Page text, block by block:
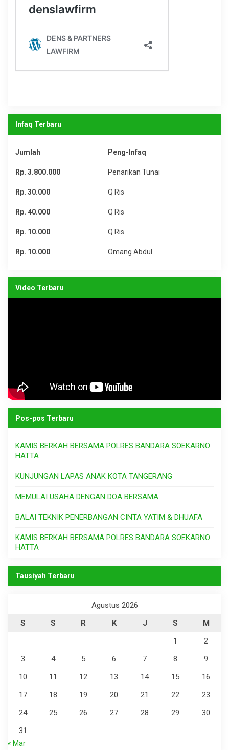
Infaq Terbaru
Jumlah Peng-Infaq
Rp. 3.800.000 Penarikan Tunai
Rp. 30.000 Q Ris
Rp. 40.000 Q Ris
Rp. 10.000 Q Ris
Rp. 10.000 Omang Abdul
Video Terbaru
Pos-pos Terbaru
KAMIS BERKAH BERSAMA POLRES BANDARA SOEKARNO
HATTA
KUNJUNGAN LAPAS ANAK KOTA TANGERANG
MEMULAI USAHA DENGAN DOA BERSAMA
BALAI TEKNIK PENERBANGAN CINTA YATIM & DHUAFA
KAMIS BERKAH BERSAMA POLRES BANDARA SOEKARNO
HATTA
Tausiyah Terbaru
Agustus 2026
S
S R K J S
M
1
2
3
4 5 6 7 8
9
10
11 12 13 14 15
16
17
18 19 20 21 22
23
24
25 26 27 28 29
30
31
« Mar